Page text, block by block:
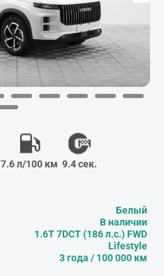
7.6 л/100 км 9.4 сек.
Белый
В наличии
1.6T 7DCT (186 л.с.) FWD
Lifestyle
3 года / 100 000 км